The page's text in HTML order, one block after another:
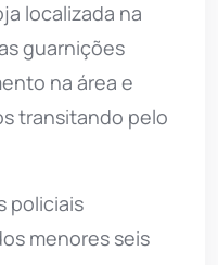
localizada na
guarnições
na área e
transitando pelo
policiais
menores seis